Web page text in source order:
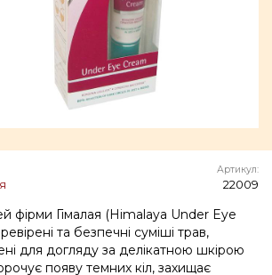
Артикул:
22009
фірми Гімалая (Himalaya Under Eye
та безпечні суміші трав,
для догляду за делікатною шкірою
появу темних кіл, захищає